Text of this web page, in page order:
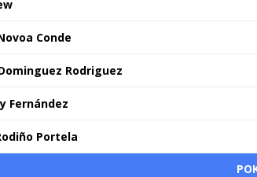
Conde
Rodriguez
Fernández
Portela